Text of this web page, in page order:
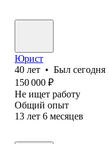
Юрист
40 лет • Был сегодня
150 000 ₽
Не ищет работу
Общий опыт
13 лет 6 месяцев